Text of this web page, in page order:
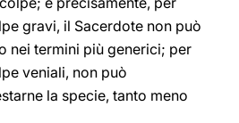
gravi, il Sacerdote non può
nei termini più generici; per
veniali, non può
la specie, tanto meno